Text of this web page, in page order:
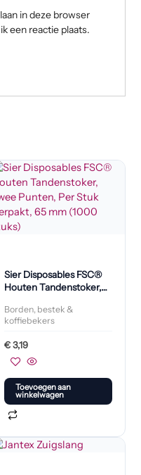
in deze browser
een reactie plaats.
Sier Disposables FSC®
Houten Tandenstoker,
Verpakt, 65 mm (1000
stuks)
Borden, bestek &
koffiebekers
€3,19
Toevoegen aan
winkelwagen